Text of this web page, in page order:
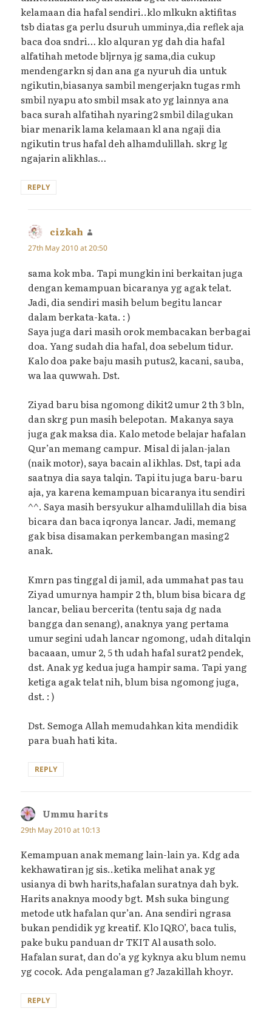
kelamaan dia hafal sendiri..klo mlkukn aktifitas
tsb diatas ga perlu dsuruh umminya,dia reflek aja
baca doa sndri… klo alquran yg dah dia hafal
alfatihah metode bljrnya jg sama,dia cukup
mendengarkn sj dan ana ga nyuruh dia untuk
ngikutin,biasanya sambil mengerjakn tugas rmh
smbil nyapu ato smbil msak ato yg lainnya ana
baca surah alfatihah nyaring2 smbil dilagukan
biar menarik lama kelamaan kl ana ngaji dia
ngikutin trus hafal deh alhamdulillah. skrg lg
ngajarin alikhlas…
REPLY
cizkah
27th May 2010 at 20:50
sama kok mba. Tapi mungkin ini berkaitan juga
dengan kemampuan bicaranya yg agak telat.
Jadi, dia sendiri masih belum begitu lancar
dalam berkata-kata. : )
Saya juga dari masih orok membacakan berbagai
doa. Yang sudah dia hafal, doa sebelum tidur.
Kalo doa pake baju masih putus2, kacani, sauba,
wa laa quwwah. Dst.
Ziyad baru bisa ngomong dikit2 umur 2 th 3 bln,
dan skrg pun masih belepotan. Makanya saya
juga gak maksa dia. Kalo metode belajar hafalan
Qur’an memang campur. Misal di jalan-jalan
(naik motor), saya bacain al ikhlas. Dst, tapi ada
saatnya dia saya talqin. Tapi itu juga baru-baru
aja, ya karena kemampuan bicaranya itu sendiri
^^. Saya masih bersyukur alhamdulillah dia bisa
bicara dan baca iqronya lancar. Jadi, memang
gak bisa disamakan perkembangan masing2
anak.
Kmrn pas tinggal di jamil, ada ummahat pas tau
Ziyad umurnya hampir 2 th, blum bisa bicara dg
lancar, beliau bercerita (tentu saja dg nada
bangga dan senang), anaknya yang pertama
umur segini udah lancar ngomong, udah ditalqin
bacaaan, umur 2, 5 th udah hafal surat2 pendek,
dst. Anak yg kedua juga hampir sama. Tapi yang
ketiga agak telat nih, blum bisa ngomong juga,
dst. : )
Dst. Semoga Allah memudahkan kita mendidik
para buah hati kita.
REPLY
Ummu harits
29th May 2010 at 10:13
Kemampuan anak memang lain-lain ya. Kdg ada
kekhawatiran jg sis..ketika melihat anak yg
usianya di bwh harits,hafalan suratnya dah byk.
Harits anaknya moody bgt. Msh suka bingung
metode utk hafalan qur’an. Ana sendiri ngrasa
bukan pendidik yg kreatif. Klo IQRO’, baca tulis,
pake buku panduan dr TKIT Al ausath solo.
Hafalan surat, dan do’a yg kyknya aku blum nemu
yg cocok. Ada pengalaman g? Jazakillah khoyr.
REPLY